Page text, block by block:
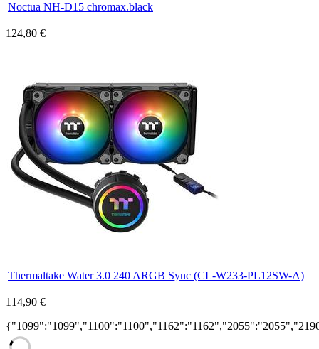
Noctua NH-D15 chromax.black
124,80 €
Thermaltake Water 3.0 240 ARGB Sync (CL-W233-PL12SW-A)
114,90 €